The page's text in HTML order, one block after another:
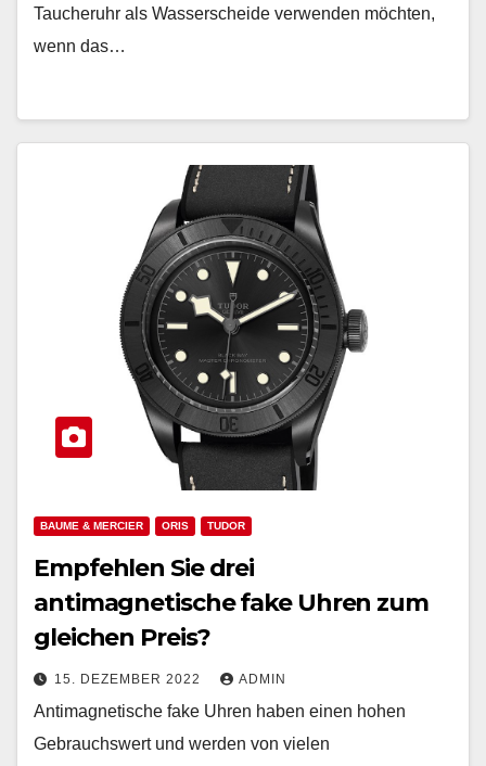
Taucheruhr als Wasserscheide verwenden möchten,
wenn das…
BAUME & MERCIER ORIS TUDOR
Empfehlen Sie drei
antimagnetische fake Uhren zum
gleichen Preis?
15. DEZEMBER 2022 ADMIN
Antimagnetische fake Uhren haben einen hohen
Gebrauchswert und werden von vielen